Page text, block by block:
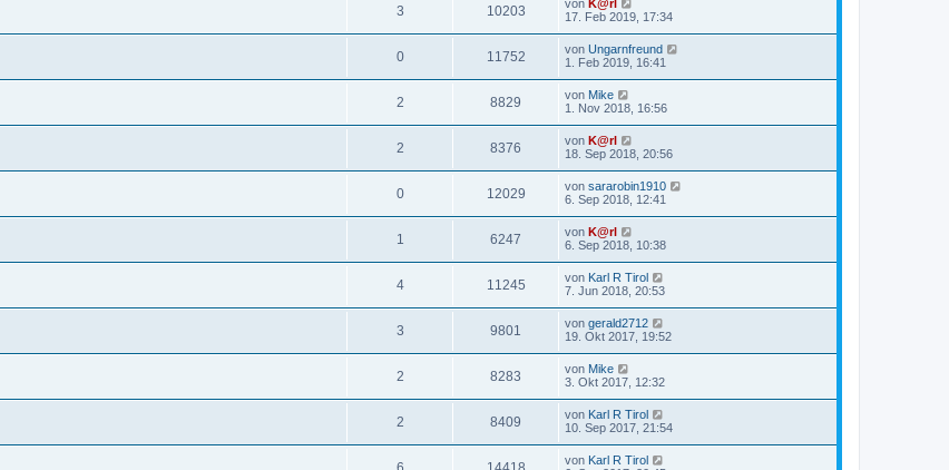
3 10203 von K@rl
17. Feb 2019, 17:34
0 11752 von Ungarnfreund
1. Feb 2019, 16:41
2 8829 von Mike
1. Nov 2018, 16:56
2 8376 von K@rl
18. Sep 2018, 20:56
0 12029 von sararobin1910
6. Sep 2018, 12:41
1 6247 von K@rl
6. Sep 2018, 10:38
4 11245 von Karl R Tirol
7. Jun 2018, 20:53
3 9801 von gerald2712
19. Okt 2017, 19:52
2 8283 von Mike
3. Okt 2017, 12:32
2 8409 von Karl R Tirol
10. Sep 2017, 21:54
von Karl R Tirol